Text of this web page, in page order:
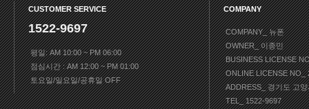
CUSTOMER SERVICE
1522-9697
평일: AM 10:00 ~ PM 06:00
점심시간 : AM 12:00 ~ PM 01:00
토요일/일요일/공휴일 OFF
COMPANY
COMPANY_ 뉴폰
OWNER_ 이종민
BUSINESS LICENSE
ONLINE LICENSE NO_
ADDRESS_ 경기도 고
TEL_ 1522-9697